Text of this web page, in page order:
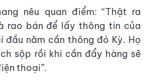
nêu quan điểm: “Thật ra
rao bán để lấy thông tin của
đầu năm cần thông đó Kỳ. Họ
sộp rồi khi cần đẩy hàng sẽ
thoại”.